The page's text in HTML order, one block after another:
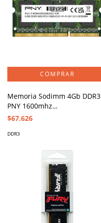
Memoria Sodimm 4Gb DDR3
PNY 1600mhz
MN4GSD31600BL
$67.626
DDR3